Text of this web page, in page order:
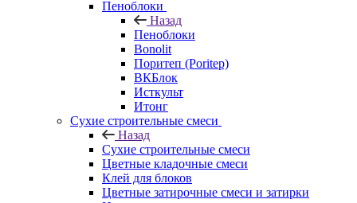
Пеноблоки
Назад
Пеноблоки
Bonolit
Поритеп (Poritep)
ВКБлок
Исткульт
Итонг
Сухие строительные смеси
Назад
Сухие строительные смеси
Цветные кладочные смеси
Клей для блоков
Цветные затирочные смеси и затирки